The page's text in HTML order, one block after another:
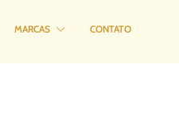
MARCAS CONTATO